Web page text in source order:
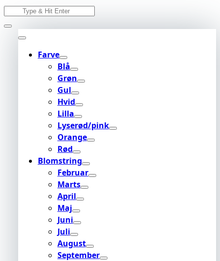
Skip
Search
for:
Farve
Blå
Grøn
Gul
Hvid
Lilla
Lyserød/pink
Orange
Rød
Blomstring
Februar
Marts
April
Maj
Juni
Juli
August
September